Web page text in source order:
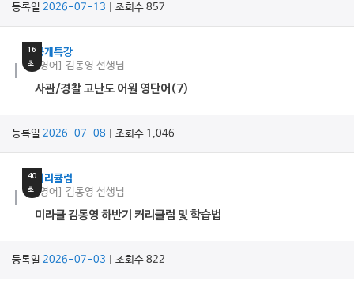
등록일 2026-07-13 | 조회수 857
16
초
공개특강
[영어] 김동영 선생님
사관/경찰 고난도 어원 영단어(7)
등록일 2026-07-08 | 조회수 1,046
40
초
커리큘럼
[영어] 김동영 선생님
미라클 김동영 하반기 커리큘럼 및 학습법
등록일 2026-07-03 | 조회수 822